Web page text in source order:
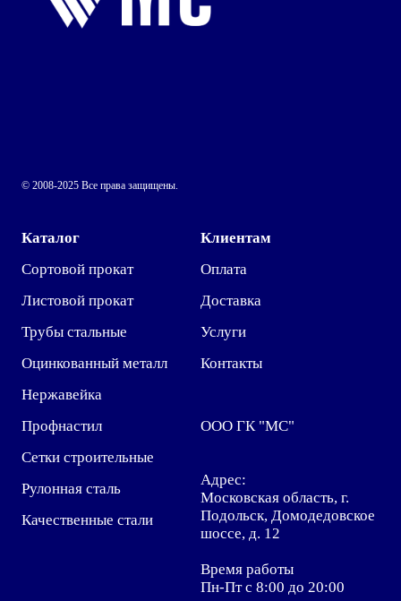
© 2008-2025 Все права защищены.
Каталог
Сортовой прокат
Листовой прокат
Трубы стальные
Оцинкованный металл
Нержавейка
Профнастил
Сетки строительные
Рулонная сталь
Качественные стали
Клиентам
Оплата
Доставка
Услуги
Контакты
ООО ГК "МС"
Адрес:
Московская область, г.
Подольск, Домодедовское
шоссе, д. 12
Время работы
Пн-Пт с 8:00 до 20:00